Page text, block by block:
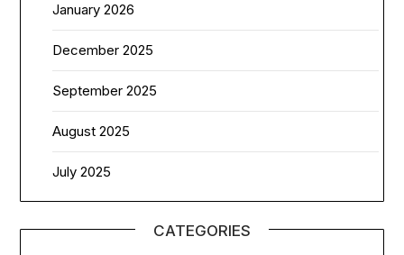
January 2026
December 2025
September 2025
August 2025
July 2025
CATEGORIES